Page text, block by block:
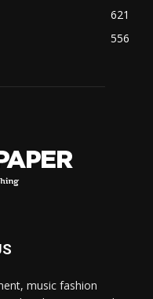
621
556
music fashion